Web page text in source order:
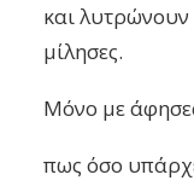
και
μίλησες.
Μόνο με
πως όσο